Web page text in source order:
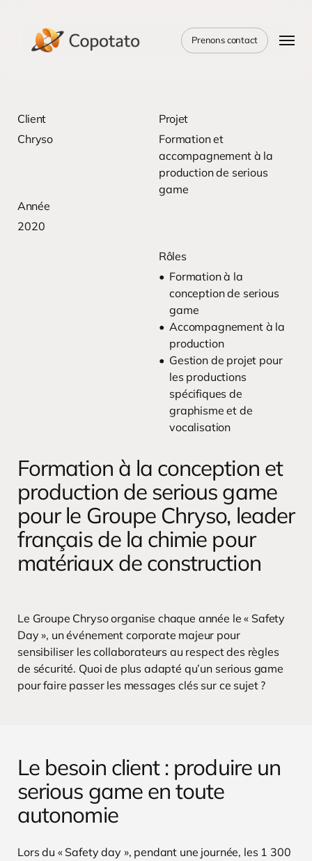
Prenons contact Menu
Client
Chryso
Année
2020
Projet
Formation et
accompagnement à la
production de serious
game
Rôles
Formation à la
conception de serious
game
Accompagnement à la
production
Gestion de projet pour
les productions
spécifiques de
graphisme et de
vocalisation
Formation à la conception et
production de serious game
pour le Groupe Chryso, leader
français de la chimie pour
matériaux de construction
Le Groupe Chryso organise chaque année le « Safety
Day », un événement corporate majeur pour
sensibiliser les collaborateurs au respect des règles
de sécurité. Quoi de plus adapté qu’un serious game
pour faire passer les messages clés sur ce sujet ?
Le besoin client : produire un
serious game en toute
autonomie
Lors du « Safety day », pendant une journée, les 1 300